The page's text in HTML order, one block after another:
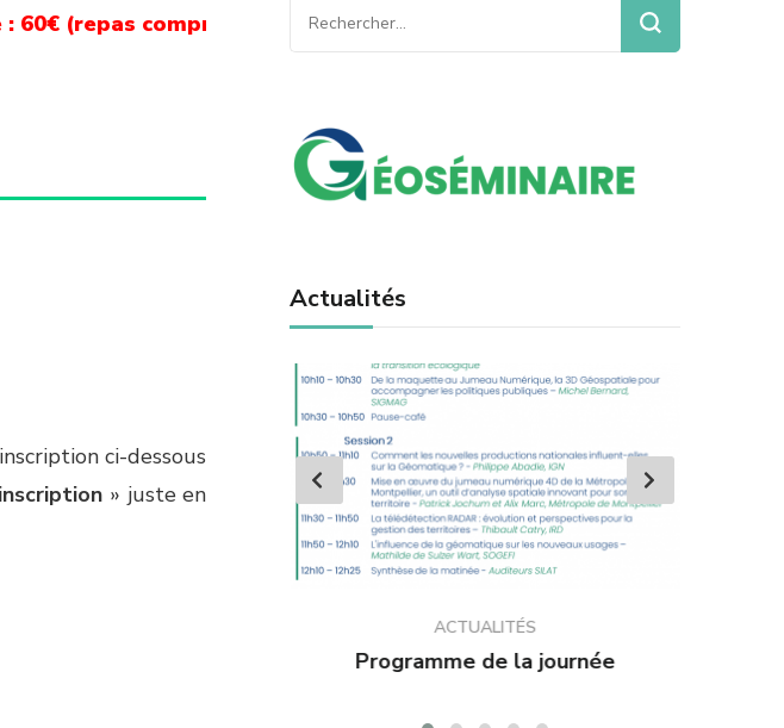
(repas compris) pour toutes les inscriptions faites à partir du 18 mars
ci-dessous
» juste en
Rechercher :
Actualités
ACTUALITÉS
Ouverture des inscriptions
prev